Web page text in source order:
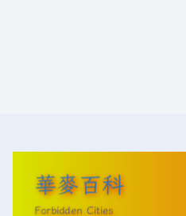
華麥百科
Forbidden Cities